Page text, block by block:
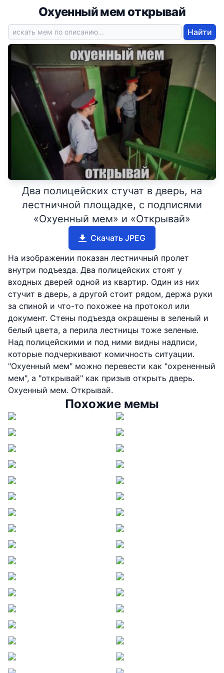
Охуенный мем открывай
Найти
Два полицейских стучат в дверь, на
лестничной площадке, с подписями
«Охуенный мем» и «Открывай»
Скачать JPEG
На изображении показан лестничный пролет
внутри подъезда. Два полицейских стоят у
входных дверей одной из квартир. Один из них
стучит в дверь, а другой стоит рядом, держа руки
за спиной и что-то похожее на протокол или
документ. Стены подъезда окрашены в зеленый и
белый цвета, а перила лестницы тоже зеленые.
Над полицейскими и под ними видны надписи,
которые подчеркивают комичность ситуации.
"Охуенный мем" можно перевести как "охрененный
мем", а "открывай" как призыв открыть дверь.
Охуенный мем. Открывай.
Похожие мемы